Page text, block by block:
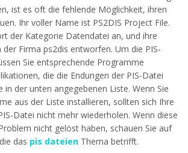
ist es oft die fehlende Möglichkeit, ihren
Ihr voller Name ist PS2DIS Project File.
der Kategorie Datendatei an, und ihre
Firma ps2dis entworfen. Um die PIS-
Sie entsprechende Programme
die die Endungen der PIS-Datei
in der unten angegebenen Liste. Wenn Sie
aus der Liste installieren, sollten sich Ihre
Datei nicht mehr wiederholen. Wenn diese
nicht gelöst haben, schauen Sie auf
das pis dateien Thema betrifft.